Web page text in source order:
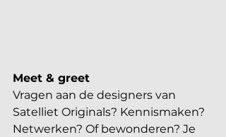
Meet & greet
Vragen aan de designers van
Satelliet Originals? Kennismaken?
Netwerken? Of bewonderen? Je